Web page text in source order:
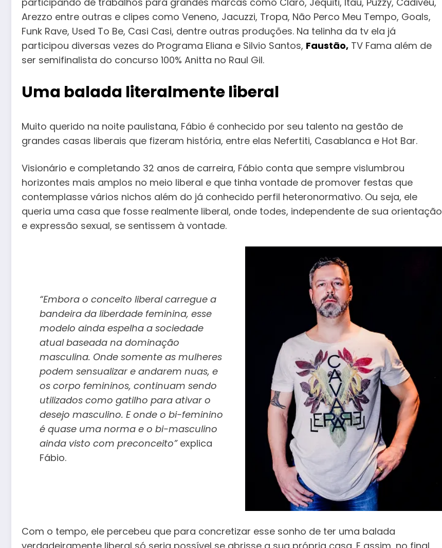
Arezzo entre outras e clipes como Veneno, Jacuzzi, Tropa, Não Perco Meu Tempo, Goals,
Funk Rave, Used To Be, Casi Casi, dentre outras produções. Na telinha da tv ela já
participou diversas vezes do Programa Eliana e Silvio Santos, Faustão, TV Fama além de
ser semifinalista do concurso 100% Anitta no Raul Gil.
Uma balada literalmente liberal
Muito querido na noite paulistana, Fábio é conhecido por seu talento na gestão de
grandes casas liberais que fizeram história, entre elas Nefertiti, Casablanca e Hot Bar.
Visionário e completando 32 anos de carreira, Fábio conta que sempre vislumbrou
horizontes mais amplos no meio liberal e que tinha vontade de promover festas que
contemplasse vários nichos além do já conhecido perfil heteronormativo. Ou seja, ele
queria uma casa que fosse realmente liberal, onde todes, independente de sua orientação
e expressão sexual, se sentissem à vontade.
“Embora o conceito liberal carregue a
bandeira da liberdade feminina, esse
modelo ainda espelha a sociedade
atual baseada na dominação
masculina. Onde somente as mulheres
podem sensualizar e andarem nuas, e
os corpo femininos, continuam sendo
utilizados como gatilho para ativar o
desejo masculino. E onde o bi-feminino
é quase uma norma e o bi-masculino
ainda visto com preconceito” explica
Fábio.
Com o tempo, ele percebeu que para concretizar esse sonho de ter uma balada